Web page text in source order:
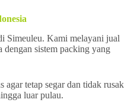
Simeuleu. Kami melayani jual
sistem packing yang
agar tetap segar dan tidak rusak
luar pulau.